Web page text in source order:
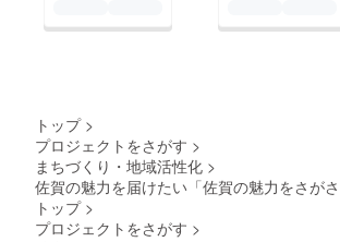
し、全てご記入後、問
ございます。
トップ >
プロジェクトをさがす >
まちづくり・地域活性化 >
佐賀の魅力を届けたい「佐賀の魅力をさがさ
トップ >
プロジェクトをさがす >